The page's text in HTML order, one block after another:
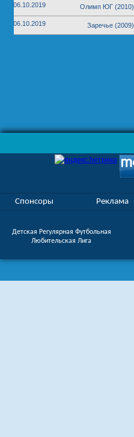
06.10.2019 Олимп ЮГ (2010)
06.10.2019 Заречье (2009)
Спонсоры Реклама
Детская Регулярная Футбольная
Любительская Лига